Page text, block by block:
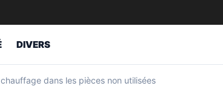
DIVERS
dans les pièces non utilisées